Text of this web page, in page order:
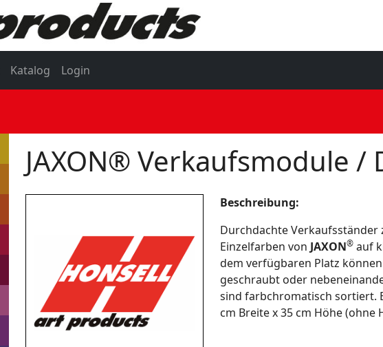
Katalog Login
JAXON® Verkaufsmodule /
Beschreibung:
Durchdachte
Einzelfarben von JAXON®auf
dem verfügbaren Platz
geschraubt oder
sind farbchromatisch sortiert.
cm Breite x 35 cm Höhe (ohne